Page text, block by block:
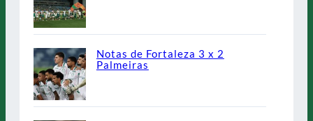
Notas de Fortaleza 3 x 2
Palmeiras